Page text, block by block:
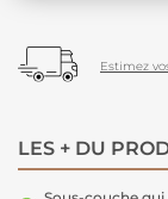
Estimez
LES + DU